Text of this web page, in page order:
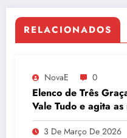
RELACIONADOS
NovaE 0
Elenco de Três
Vale Tudo e agita as
3 De Março De 2026